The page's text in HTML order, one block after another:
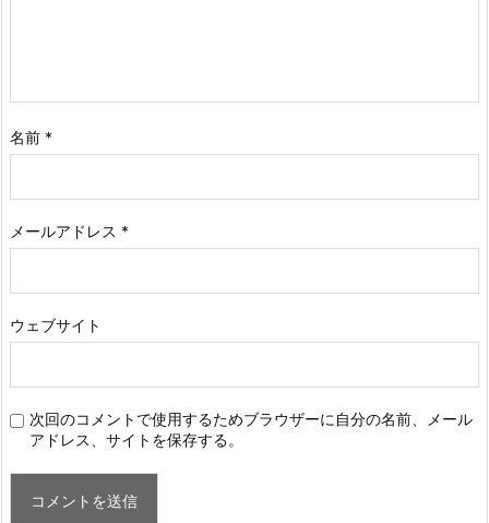
名前 *
メールアドレス *
ウェブサイト
次回のコメントで使用するためブラウザーに自分の名前、メール
アドレス、サイトを保存する。